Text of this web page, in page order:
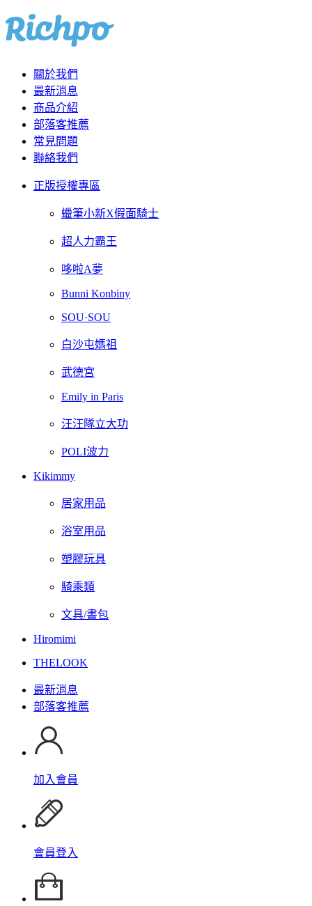
關於我們
最新消息
商品介紹
部落客推薦
常見問題
聯絡我們
正版授權專區
蠟筆小新X假面騎士
超人力霸王
哆啦A夢
Bunni Konbiny
SOU·SOU
白沙屯媽祖
武德宮
Emily in Paris
汪汪隊立大功
POLI波力
Kikimmy
居家用品
浴室用品
塑膠玩具
騎乘類
文具/書包
Hiromimi
THELOOK
最新消息
部落客推薦
加入會員
會員登入